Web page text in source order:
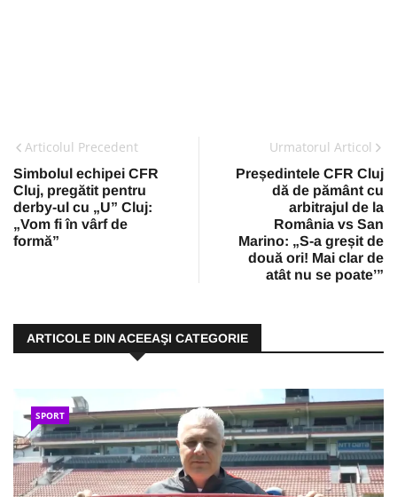
Articolul Precedent
Simbolul echipei CFR
Cluj, pregătit pentru
derby-ul cu „U” Cluj:
„Vom fi în vârf de
formă”
Urmatorul Articol
Președintele CFR Cluj
dă de pământ cu
arbitrajul de la
România vs San
Marino: „S-a greșit de
două ori! Mai clar de
atât nu se poate’”
ARTICOLE DIN ACEEAŞI CATEGORIE
SPORT